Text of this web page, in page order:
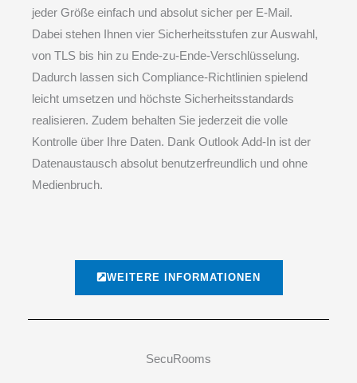
jeder Größe einfach und absolut sicher per E-Mail.
Dabei stehen Ihnen vier Sicherheitsstufen zur Auswahl,
von TLS bis hin zu Ende-zu-Ende-Verschlüsselung.
Dadurch lassen sich Compliance-Richtlinien spielend
leicht umsetzen und höchste Sicherheitsstandards
realisieren. Zudem behalten Sie jederzeit die volle
Kontrolle über Ihre Daten. Dank Outlook Add-In ist der
Datenaustausch absolut benutzerfreundlich und ohne
Medienbruch.
WEITERE INFORMATIONEN
SecuRooms